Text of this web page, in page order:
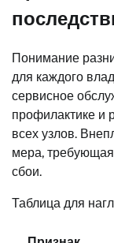
Понимание
для каждого
сервисное
профилактике и
всех узлов.
мера,
сбои.
Таблица для